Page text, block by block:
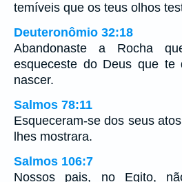
temíveis que os teus olhos
Deuteronômio 32:18
Abandonaste a Rocha
esqueceste do Deus que
nascer.
Salmos 78:11
Esqueceram-se dos seus
lhes mostrara.
Salmos 106:7
Nossos pais, no Egito,